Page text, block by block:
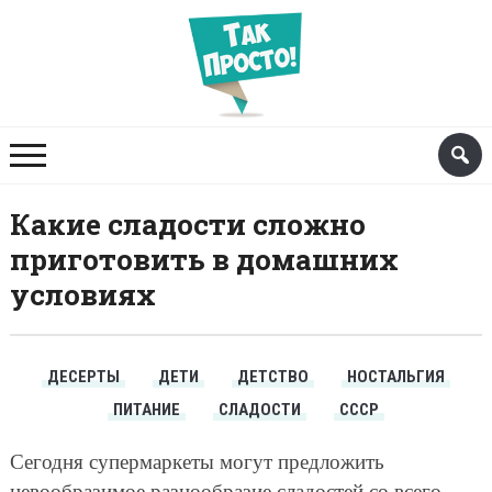
Какие сладости сложно
приготовить в домашних
условиях
ДЕСЕРТЫ ДЕТИ ДЕТСТВО
НОСТАЛЬГИЯ
ПИТАНИЕ
СЛАДОСТИ СССР
Сегодня супермаркеты могут предложить